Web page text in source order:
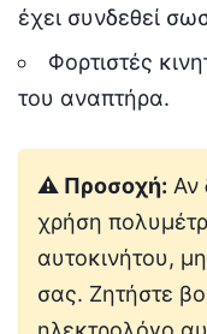
έχει συνδεθεί
Φορτιστές
του αναπτήρα.
⚠️ Προσοχή: Αν
χρήση
αυτοκινήτου,
σας. Ζητήστε